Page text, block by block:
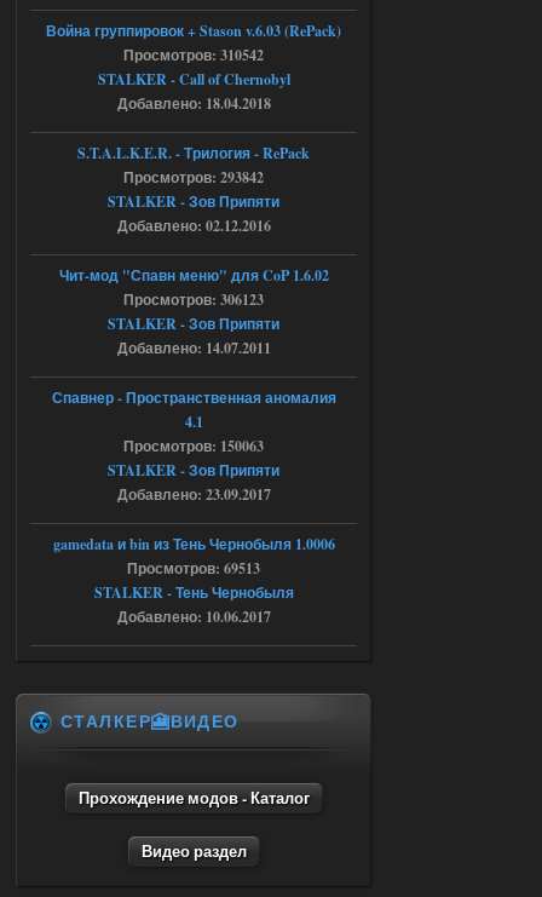
Объединенный Пак 2 + OGSR +
STCoP WP 3.4
16:48
Stalker-Mods-Clan-su
Доступно только для пользователей
Объединенный Пак 2 + OGSR +
STCoP WP 3.4
andreyforest1993
вот ещё этот же трелер с
вашего сайта, https://stalker-
mods.su/news/op_2_ogsr_stcop_wp_3_4
_trejler_2022/2022-11-30-6818
Объединенный Пак 2 + OGSR +
STCoP WP 3.4
15:03
andreyforest1993
это и есть эта версия мода
Объединенный Пак 2 + OGSR
+ STCoP WP 3.4, только нет ни каких
анимаций курения и анимаций еды и
Объединенный Пак 2 + OGSR +
STCoP WP 3.4
6a53045b746b6f2d80812029a
Война группировок + Stason v.6.03 (RePack)
Просмотров: 310542
STALKER - Call of Chernobyl
Добавлено: 18.04.2018
S.T.A.L.K.E.R. - Трилогия - RePack
Просмотров: 293842
STALKER - Зов Припяти
Добавлено: 02.12.2016
Чит-мод "Спавн меню" для CoP 1.6.02
Просмотров: 306123
STALKER - Зов Припяти
Добавлено: 14.07.2011
Спавнер - Пространственная аномалия
4.1
Просмотров: 150063
STALKER - Зов Припяти
Добавлено: 23.09.2017
gamedata и bin из Тень Чернобыля 1.0006
Просмотров: 69513
STALKER - Тень Чернобыля
Добавлено: 10.06.2017
СТАЛКЕР🎦ВИДЕО
Прохождение модов - Каталог
Видео раздел